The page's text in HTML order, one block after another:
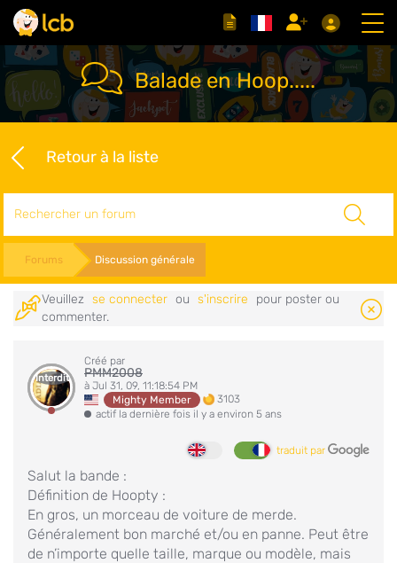
Balade en Hoop.....
Retour à la liste
Forums Discussion générale
Veuillez se connecter ou s'inscrire
pour poster ou
commenter.
Interdit
Créé par
PMM2008
à Jul 31, 09, 11:18:54 PM
Mighty Member
3103
actif la dernière fois il y a environ 5 ans
traduit par
Salut la bande :
Définition de Hoopty :
En gros, un morceau de voiture de merde.
Généralement bon marché et/ou en panne. Peut être
de n’importe quelle taille, marque ou modèle, mais